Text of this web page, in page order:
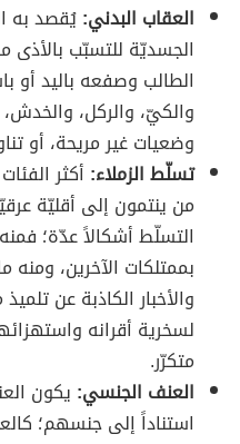
العقاب البدني:يُقصد به
الجسديّة للتسبّب
الطالب وصفعه باليد أو
والكيّ، والركل، والخدش،
وضعيات غير مريحة، أو
تسلّط الزملاء: أكثر
من ينتمون إلى أقليّة
التسلّط أشكالاً عدّة؛
بممتلكات الآخرين، ومنه
والأخبار الكاذبة عن
لسخرية أقرانه
متكرّر.
العنف الجنسي: يكون
استناداً إلى جنسهم؛